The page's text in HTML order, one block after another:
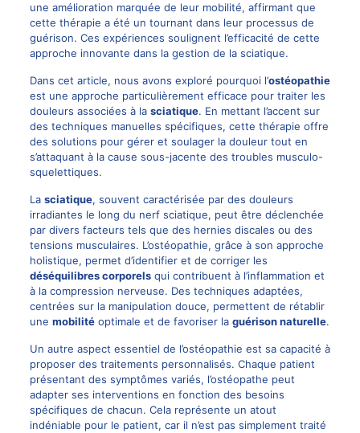
une amélioration marquée de leur mobilité, affirmant que
cette thérapie a été un tournant dans leur processus de
guérison. Ces expériences soulignent l’efficacité de cette
approche innovante dans la gestion de la sciatique.
Dans cet article, nous avons exploré pourquoi l’ostéopathie
est une approche particulièrement efficace pour traiter les
douleurs associées à la sciatique. En mettant l’accent sur
des techniques manuelles spécifiques, cette thérapie offre
des solutions pour gérer et soulager la douleur tout en
s’attaquant à la cause sous-jacente des troubles musculo-
squelettiques.
La sciatique, souvent caractérisée par des douleurs
irradiantes le long du nerf sciatique, peut être déclenchée
par divers facteurs tels que des hernies discales ou des
tensions musculaires. L’ostéopathie, grâce à son approche
holistique, permet d’identifier et de corriger les
déséquilibres corporelsqui contribuent à l’inflammation et
à la compression nerveuse. Des techniques adaptées,
centrées sur la manipulation douce, permettent de rétablir
une mobilitéoptimale et de favoriser la guérison naturelle.
Un autre aspect essentiel de l’ostéopathie est sa capacité à
proposer des traitements personnalisés. Chaque patient
présentant des symptômes variés, l’ostéopathe peut
adapter ses interventions en fonction des besoins
spécifiques de chacun. Cela représente un atout
indéniable pour le patient, car il n’est pas simplement traité